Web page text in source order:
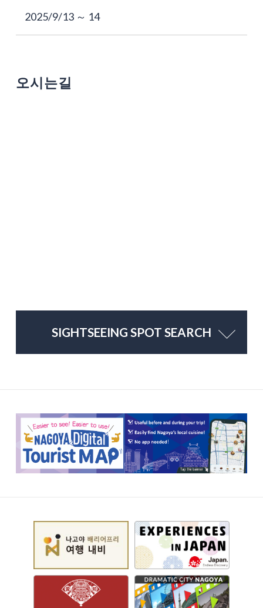
2025/9/13 ～ 14
오시는길
SIGHTSEEING SPOT SEARCH